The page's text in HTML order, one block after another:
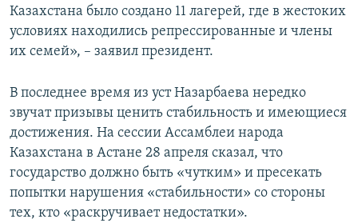
Казахстана было создано 11 лагерей, где в жестоких
условиях находились репрессированные и члены
их семей», – заявил президент.
В последнее время из уст Назарбаева нередко
звучат призывы ценить стабильность и имеющиеся
достижения. На сессии Ассамблеи народа
Казахстана в Астане 28 апреля сказал, что
государство должно быть «чутким» и пресекать
попытки нарушения «стабильности» со стороны
тех, кто «раскручивает недостатки».